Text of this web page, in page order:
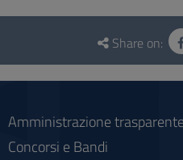
Questionnaire
social
Share on:
Amministrazione trasparente
Concorsi e Bandi